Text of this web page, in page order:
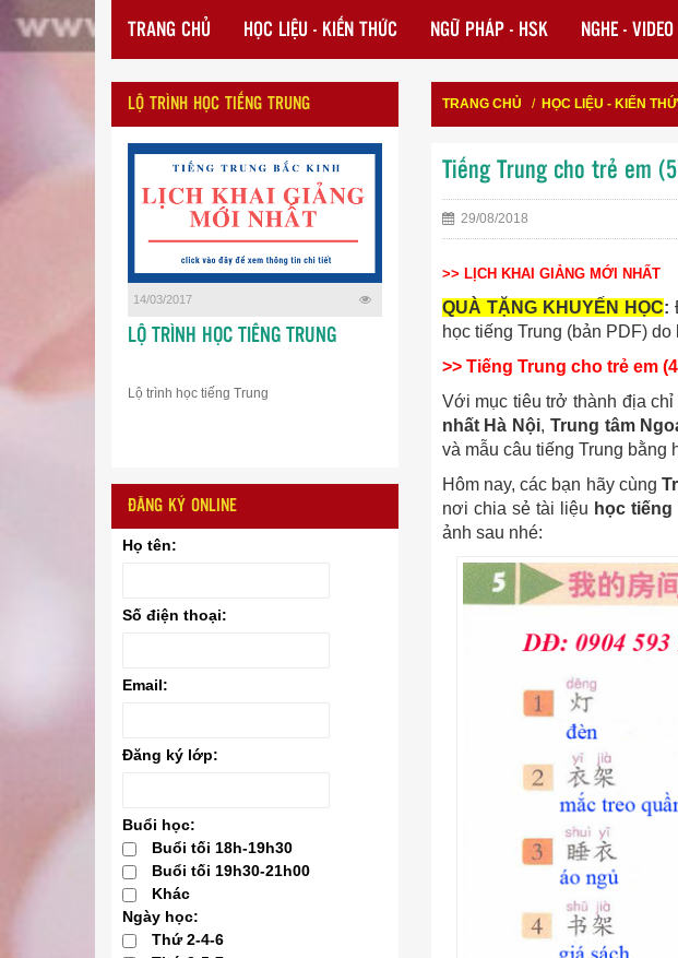
TRANG CHỦ HỌC LIỆU - KIẾN THỨC NGỮ PHÁP - HSK NGHE - VIDEO
LỘ TRÌNH HỌC TIẾNG TRUNG
14/03/2017
LỘ TRÌNH HỌC TIẾNG TRUNG
Lộ trình học tiếng Trung
ĐĂNG KÝ ONLINE
Họ tên:
Số điện thoại:
Email:
Đăng ký lớp:
Buổi học:
Buổi tối 18h-19h30
Buổi tối 19h30-21h00
Khác
Ngày học:
Thứ 2-4-6
TRANG CHỦ / HỌC LIỆU - KIẾN
Tiếng Trung cho trẻ em
29/08/2018
>> LỊCH KHAI GIẢNG MỚI NHẤT
QUÀ TẶNG KHUYẾN HỌC:
học tiếng Trung (bản PDF)
>> Tiếng Trung cho trẻ em
Với mục tiêu trở thành địa chỉ
nhất Hà Nội, Trung tâm
và mẫu câu tiếng Trung bằng
Hôm nay, các bạn hãy cùng
nơi chia sẻ tài liệu học
ảnh sau nhé: